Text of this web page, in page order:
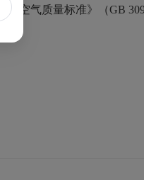
空气质量标准》（GB